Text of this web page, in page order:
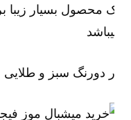
محصول بسیار زیبا
دورنگ سبز و طلایی